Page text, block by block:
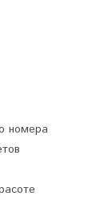
номера